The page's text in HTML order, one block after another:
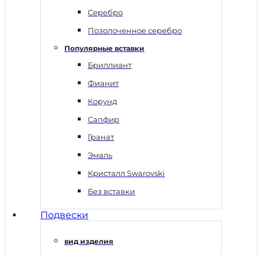
Серебро
Позолоченное серебро
Популярные вставки
Бриллиант
Фианит
Корунд
Сапфир
Гранат
Эмаль
Кристалл Swarovski
Без вставки
Подвески
вид изделия